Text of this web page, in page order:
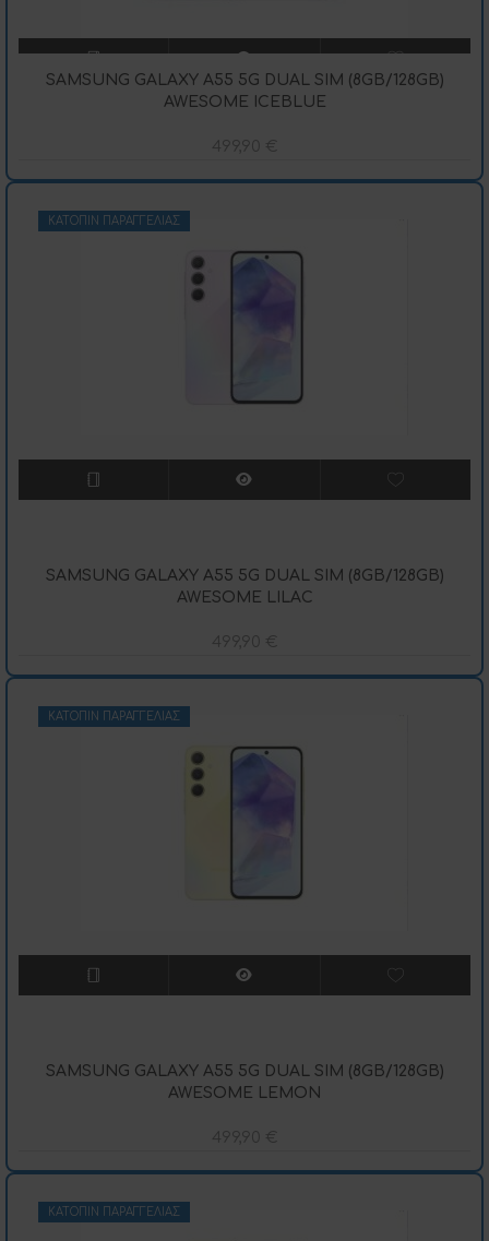
SAMSUNG GALAXY A55 5G DUAL SIM (8GB/128GB)
AWESOME ICEBLUE
499,90 €
ΚΑΤΌΠΙΝ ΠΑΡΑΓΓΕΛΊΑΣ
SAMSUNG GALAXY A55 5G DUAL SIM (8GB/128GB)
AWESOME LILAC
499,90 €
ΚΑΤΌΠΙΝ ΠΑΡΑΓΓΕΛΊΑΣ
SAMSUNG GALAXY A55 5G DUAL SIM (8GB/128GB)
AWESOME LEMON
499,90 €
ΚΑΤΌΠΙΝ ΠΑΡΑΓΓΕΛΊΑΣ